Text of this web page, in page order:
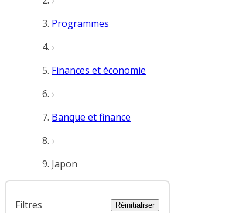
Programmes
Finances et économie
Banque et finance
Japon
Filtres Réinitialiser